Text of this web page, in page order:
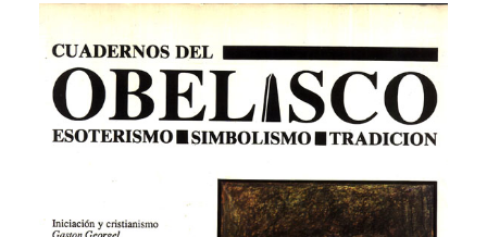
QUIENES SOMOS
CATEGORÍAS